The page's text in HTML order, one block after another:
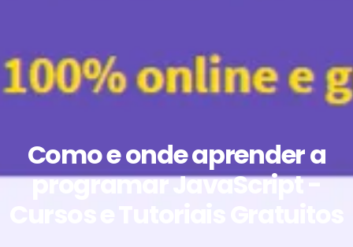
Como e onde aprender a
programar JavaScript -